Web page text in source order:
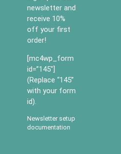
newsletter and
receive 10%
off your first
order!
[mc4wp_form
id=”145″]
(Replace “145”
with your form
id).
Newsletter setup
documentation